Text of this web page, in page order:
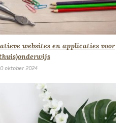
websites en applicaties voor
oktober 2024